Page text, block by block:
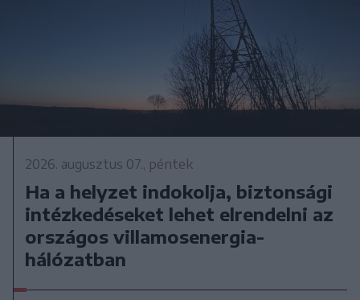
2026. augusztus 07., péntek
Ha a helyzet indokolja, biztonsági
intézkedéseket lehet elrendelni az
országos villamosenergia-
hálózatban